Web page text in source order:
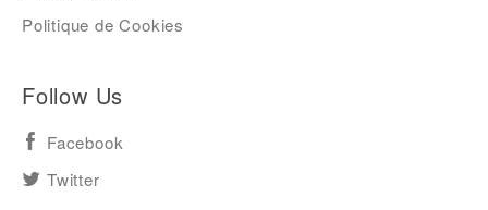
Politique de Cookies
Follow Us
Facebook
Twitter